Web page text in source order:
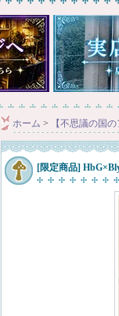
ホーム > 【不思議の国の
[限定商品]